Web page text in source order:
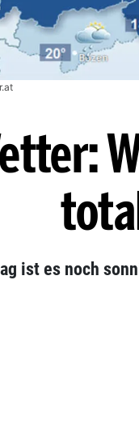
ist es noch